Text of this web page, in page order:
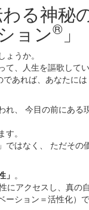
る神秘
ョン® 」
うか。
て、人生を謳歌して
あれば、あなたには
、 今目の前にある
。
ではなく、 ただその
」 。
にアクセスし、真の
ーション＝活性化）